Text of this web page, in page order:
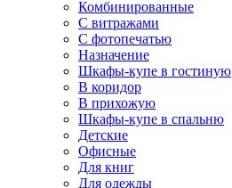
Комбинированные
С витражами
С фотопечатью
Назначение
Шкафы-купе в гостиную
В коридор
В прихожую
Шкафы-купе в спальню
Детские
Офисные
Для книг
Для одежды